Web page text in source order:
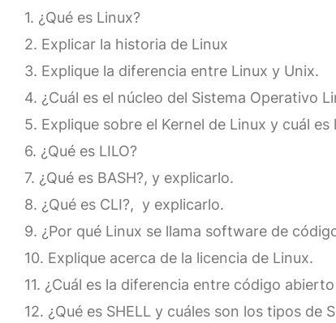
¿Qué es Linux?
Explicar la historia de Linux
Explique la diferencia entre Linux y Unix.
¿Cuál es el núcleo del Sistema Operativo
Explique sobre el Kernel de Linux y cuál
¿Qué es LILO?
¿Qué es BASH?, y explicarlo.
¿Qué es CLI?, y explicarlo.
¿Por qué Linux se llama software de
Explique acerca de la licencia de Linux.
¿Cuál es la diferencia entre código
¿Qué es SHELL y cuáles son los tipos de